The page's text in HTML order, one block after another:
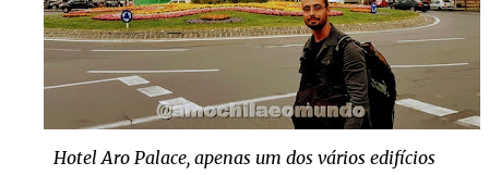
Hotel Aro Palace, apenas um dos vários edifícios